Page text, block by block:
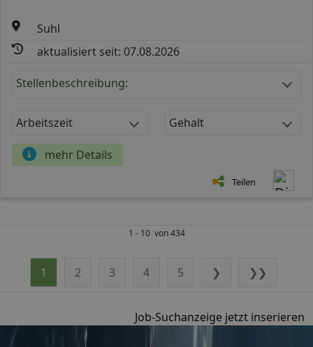
Suhl
aktualisiert seit: 07.08.2026
Stellenbeschreibung:
Arbeitszeit Gehalt
mehr Details
Teilen
1 - 10 von 434
1 2 3 4 5 ❯ ❯❯
Job-Suchanzeige jetzt inserieren